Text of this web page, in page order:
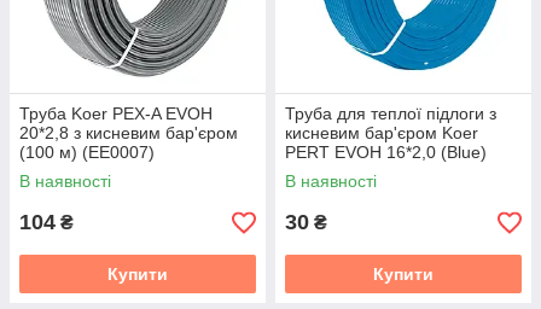
Труба Koer PEX-A EVOH
20*2,8 з кисневим бар'єром
(100 м) (EE0007)
В наявності
104 ₴
Купити
Труба для теплої підлоги з
кисневим бар'єром Koer
PERT EVOH 16*2,0 (Blue)
(500 м) (KR5045)
В наявності
30 ₴
Купити